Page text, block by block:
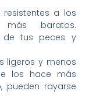
a los
baratos.
de tus peces y
ligeros y menos
los hace más
pueden rayarse